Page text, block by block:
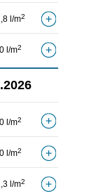
l/m2
0 l/m2
0 l/m2
0 l/m2
l/m2